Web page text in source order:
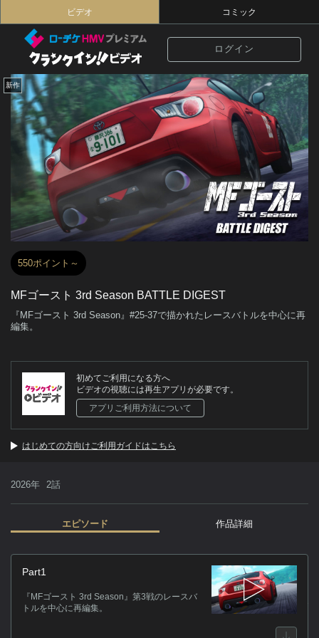
ビデオ コミック
ログイン
新作
550ポイント～
MFゴースト 3rd Season BATTLE DIGEST
『MFゴースト 3rd Season』#25-37で描かれたレースバトルを中心に再
編集。
初めてご利用になる方へ
ビデオの視聴には再生アプリが必要です。
アプリご利用方法について
はじめての方向けご利用ガイドはこちら
2026年 2話
エピソード 作品詳細
Part1
『MFゴースト 3rd Season』第3戦のレースバ
トルを中心に再編集。